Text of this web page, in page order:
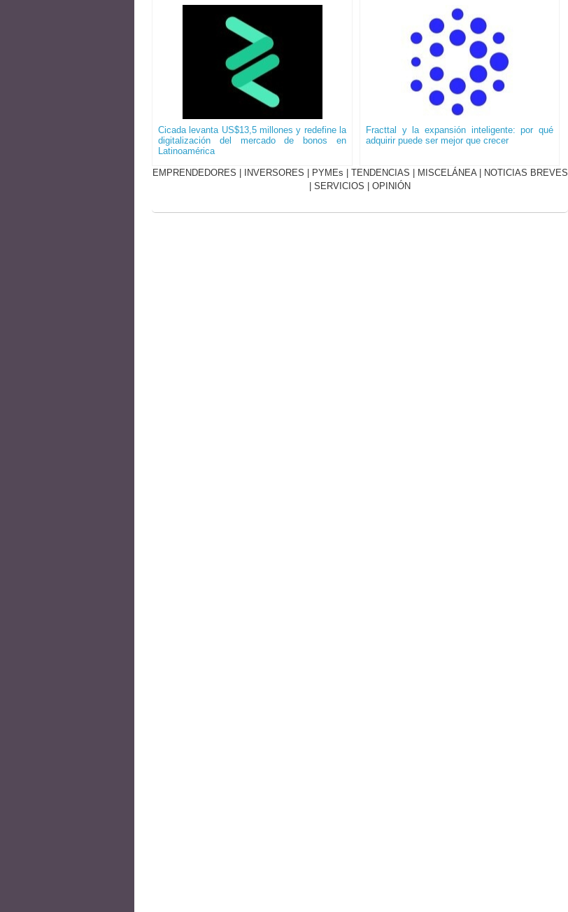
Cicada levanta US$13,5 millones y redefine la
digitalización del mercado de bonos en
Latinoamérica
Fracttal y la expansión inteligente: por qué
adquirir puede ser mejor que crecer
EMPRENDEDORES INVERSORES PYMEs TENDENCIAS MISCELÁNEA
NOTICIAS BREVES
SERVICIOS OPINIÓN